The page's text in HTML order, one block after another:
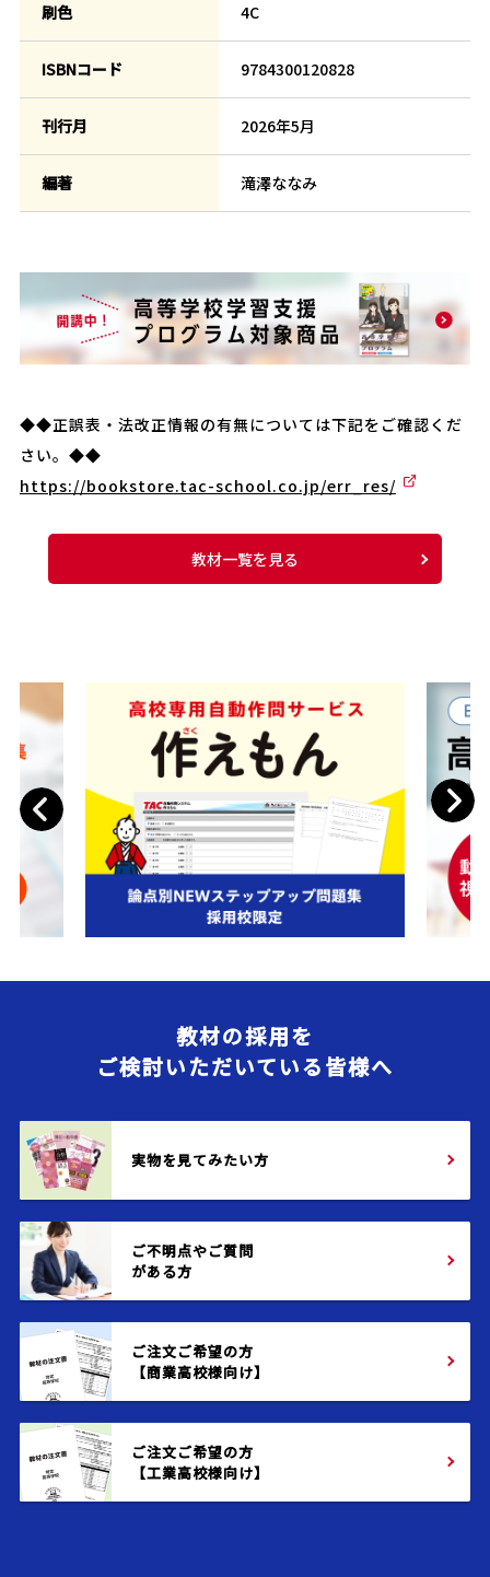
刷色 4C
ISBNコード 9784300120828
刊行月 2026年5月
編著 滝澤ななみ
◆◆正誤表・法改正情報の有無については下記をご確認くだ
さい。◆◆
https://bookstore.tac-school.co.jp/err_res/
教材一覧を見る
Previous
Next
教材の採用を
ご検討いただいている皆様へ
実物を見てみたい方
ご不明点やご質問
がある方
ご注文ご希望の方
【商業高校様向け】
ご注文ご希望の方
【工業高校様向け】